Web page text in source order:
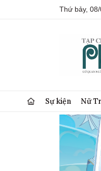
Thứ bảy,
Sự kiện Nữ